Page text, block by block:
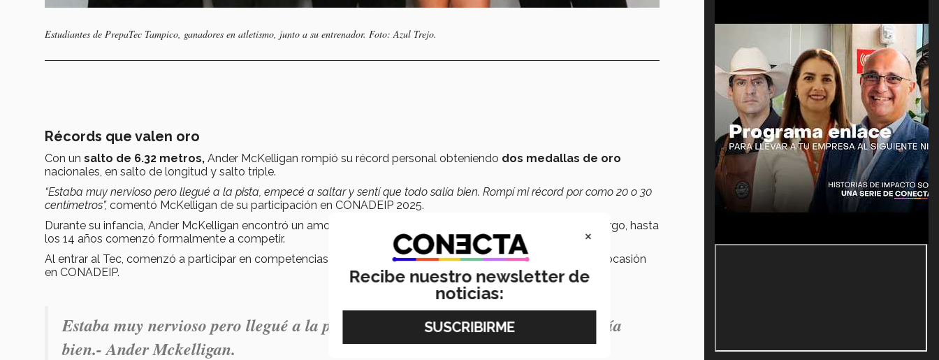
Estudiantes de PrepaTec Tampico, ganadores en atletismo, junto a su entrenador. Foto: Azul Trejo.
Récords que valen oro
Con un salto de 6.32 metros, Ander McKelligan rompió su récord personal obteniendo dos medallas de oro
nacionales, en salto de longitud y salto triple.
“Estaba muy nervioso pero llegué a la pista, empecé a saltar y sentí que todo salía bien. Rompí mi récord por como 20 o 30
centímetros”, comentó McKelligan de su participación en CONADEIP 2025.
Durante su infancia, Ander McKelligan encontró un amor por el deporte, especialmente el atletismo. Sin embargo, hasta
los 14 años comenzó formalmente a competir.
Al entrar al Tec, comenzó a participar en competencias estatales e incluso nacionales, siendo esta su tercera ocasión
en CONADEIP.
Estaba muy nervioso pero llegué a la pista, empecé a saltar y sentí que todo salía
bien.- Ander Mckelligan.
×
Recibe nuestro newsletter de
noticias: